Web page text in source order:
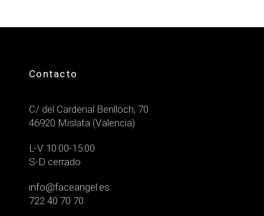
Contacto
C/ del Cardenal Benlloch, 70
46920 Mislata (Valencia)
L-V 10:00-15:00
S-D cerrado
info@faceangel.es
722 40 70 70